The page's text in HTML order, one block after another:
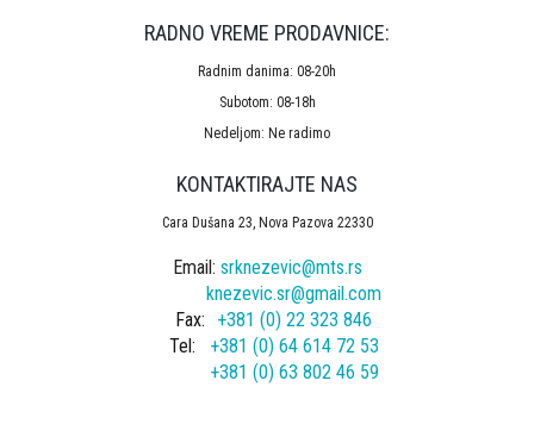
RADNO VREME PRODAVNICE:
Radnim danima: 08-20h
Subotom: 08-18h
Nedeljom: Ne radimo
KONTAKTIRAJTE NAS
Cara Dušana 23, Nova Pazova 22330
Email: srknezevic@mts.rs
knezevic.sr@gmail.com
Fax:
+381 (0) 22 323 846
Tel:
+381 (0) 64 614 72 53
+381 (0) 63 802 46 59